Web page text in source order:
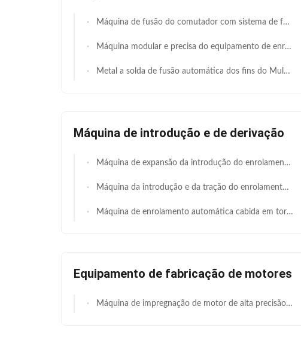
Máquina de fusão do comutador com sistema de feixe de passeio, controle do PLC
Máquina modular e precisa do equipamento de enrolamento do motor de armadura do comutador do gancho da soldadura e da fusão
Metal a solda de fusão automática dos fins do Multi-fio da máquina do soldador
Máquina de introdução e de derivação
Máquina de expansão da introdução do enrolamento do estator do motor da indústria IEC3 e do enrolamento de bobina
Máquina da introdução e da tração do enrolamento do equipamento de enrolamento do motor para o motor de 3 fases
Máquina de enrolamento automática cabida em torno de introduzir a máquina para as bombas/compressores de ar
Equipamento de fabricação de motores
Máquina de impregnação de motor de alta precisão Max Rotor Dimensão comprimento 220mm / diâmetro 140mm